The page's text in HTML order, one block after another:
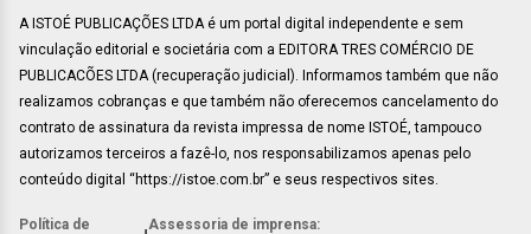
A ISTOÉ PUBLICAÇÕES LTDA é um portal digital independente e sem
vinculação editorial e societária com a EDITORA TRES COMÉRCIO DE
PUBLICACÕES LTDA (recuperação judicial). Informamos também que não
realizamos cobranças e que também não oferecemos cancelamento do
contrato de assinatura da revista impressa de nome ISTOÉ, tampouco
autorizamos terceiros a fazê-lo, nos responsabilizamos apenas pelo
conteúdo digital “https://istoe.com.br” e seus respectivos sites.
Política de Assessoria de imprensa: